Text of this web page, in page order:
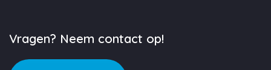
Vragen? Neem contact op!